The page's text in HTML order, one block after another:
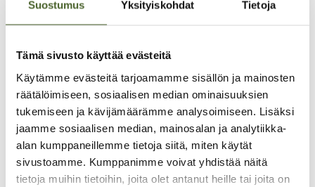
Suostumus Yksityiskohdat Tietoja
Tämä sivusto käyttää evästeitä
Käytämme evästeitä tarjoamamme sisällön ja mainosten
räätälöimiseen, sosiaalisen median ominaisuuksien
tukemiseen ja kävijämäärämme analysoimiseen. Lisäksi
jaamme sosiaalisen median, mainosalan ja analytiikka-
alan kumppaneillemme tietoja siitä, miten käytät
sivustoamme. Kumppanimme voivat yhdistää näitä
tietoja muihin tietoihin, joita olet antanut heille tai joita on
Artesaanityötä
Helsingissä
Valmistamme omat tuotteet tehtaassamme